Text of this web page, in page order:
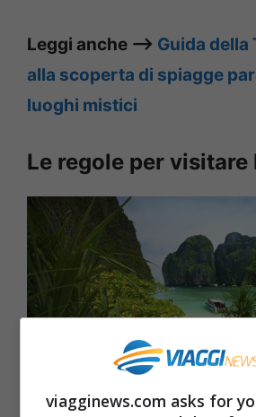
Leggi anche –> Guida della
alla scoperta di spiagge
luoghi mistici
Le regole per visitare
viagginews.com asks for